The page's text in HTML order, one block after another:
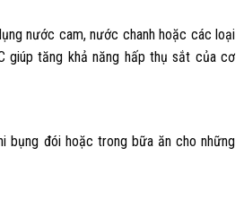
nước cam, nước chanh hoặc các loại
giúp tăng khả năng hấp thụ sắt của cơ
bụng đói hoặc trong bữa ăn cho những